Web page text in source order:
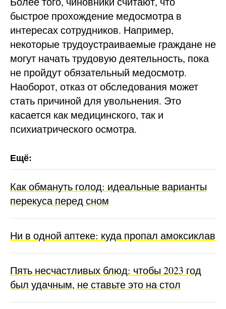
быстрое прохождение медосмотра в
интересах сотрудников. Например,
некоторые трудоустраиваемые граждане не
могут начать трудовую деятельность, пока
не пройдут обязательный медосмотр.
Наоборот, отказ от обследования может
стать причиной для увольнения. Это
касается как медицинского, так и
психиатрического осмотра.
Как обмануть голод: идеальные варианты
перекуса перед сном
Ни в одной аптеке: куда пропал амоксиклав
Пять несчастливых блюд: чтобы 2023 год
был удачным, не ставьте это на стол